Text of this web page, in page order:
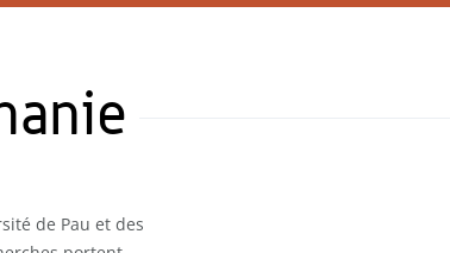
de Pau et des